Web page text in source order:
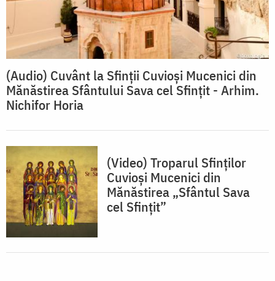
(Audio) Cuvânt la Sfinții Cuvioși Mucenici din
Mănăstirea Sfântului Sava cel Sfințit - Arhim.
Nichifor Horia
(Video) Troparul Sfinților
Cuvioși Mucenici din
Mănăstirea „Sfântul Sava
cel Sfințit”